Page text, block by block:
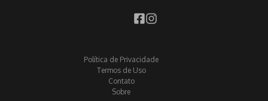
Política de Privacidade
Termos de Uso
Contato
Sobre